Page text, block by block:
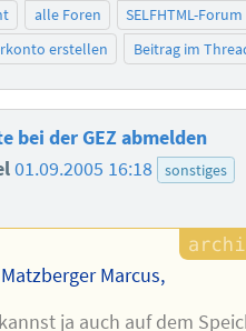
alle Foren
SELFHTML-Forum
erstellen
Beitrag im
bei der GEZ abmelden
01.09.2005 16:18 sonstiges
Marcus,
ja auch auf dem